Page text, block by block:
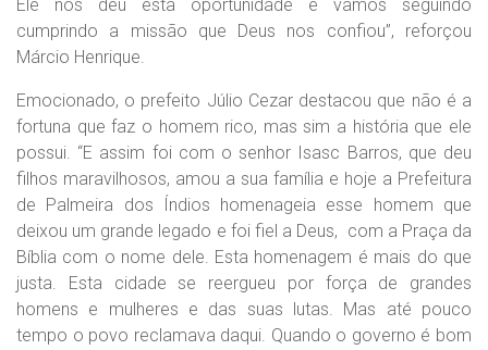
Ele nos deu esta oportunidade e vamos seguindo
cumprindo a missão que Deus nos confiou”, reforçou
Márcio Henrique.
Emocionado, o prefeito Júlio Cezar destacou que não é a
fortuna que faz o homem rico, mas sim a história que ele
possui. “E assim foi com o senhor Isasc Barros, que deu
filhos maravilhosos, amou a sua família e hoje a Prefeitura
de Palmeira dos Índios homenageia esse homem que
deixou um grande legado e foi fiel a Deus, com a Praça da
Bíblia com o nome dele. Esta homenagem é mais do que
justa. Esta cidade se reergueu por força de grandes
homens e mulheres e das suas lutas. Mas até pouco
tempo o povo reclamava daqui. Quando o governo é bom